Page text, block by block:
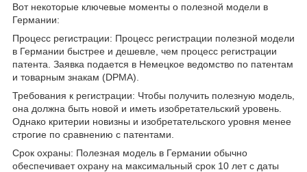
Вот некоторые ключевые моменты о полезной модели в
Германии:
Процесс регистрации: Процесс регистрации полезной модели
в Германии быстрее и дешевле, чем процесс регистрации
патента. Заявка подается в Немецкое ведомство по патентам
и товарным знакам (DPMA).
Требования к регистрации: Чтобы получить полезную модель,
она должна быть новой и иметь изобретательский уровень.
Однако критерии новизны и изобретательского уровня менее
строгие по сравнению с патентами.
Срок охраны: Полезная модель в Германии обычно
обеспечивает охрану на максимальный срок 10 лет с даты